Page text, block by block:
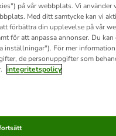
på vår webbplats. Vi använder
Med ditt samtycke kan vi
förbättra din upplevelse på vår
för att anpassa annonser. Du kan
inställningar"). För mer
de personuppgifter som
integritetspolicy